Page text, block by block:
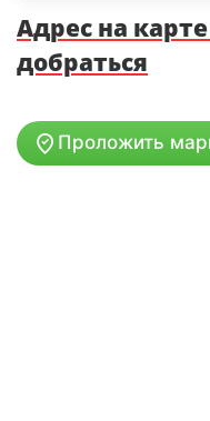
Адрес на
добраться
Проложить